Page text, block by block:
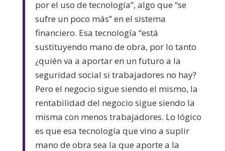
por el uso de tecnología”, algo que “se
sufre un poco más” en el sistema
financiero. Esa tecnología “está
sustituyendo mano de obra, por lo tanto
¿quién va a aportar en un futuro a la
seguridad social si trabajadores no hay?
Pero el negocio sigue siendo el mismo, la
rentabilidad del negocio sigue siendo la
misma con menos trabajadores. Lo lógico
es que esa tecnología que vino a suplir
mano de obra sea la que aporte a la